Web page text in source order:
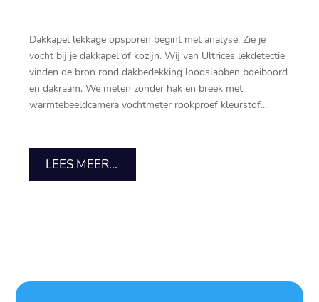
Dakkapel lekkage opsporen begint met analyse.​ Zie je
vocht bij je dakkapel of kozijn.​ Wij van Ultrices lekdetectie
vinden de bron rond dakbedekking loodslabben boeiboord
en dakraam.​ We meten zonder hak en breek met
warmtebeeldcamera vochtmeter rookproef kleurstof...
LEES MEER...